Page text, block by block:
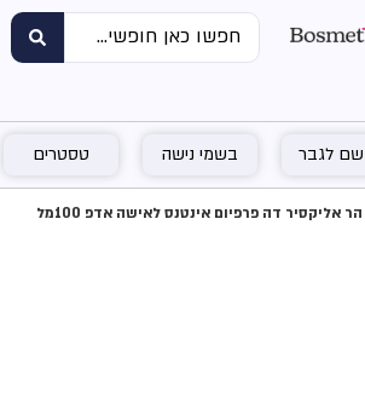
לגבר בשמי נישה טסטרים
אליקסיר דה פרפיום אינטנס לאישה אדפ 100מל